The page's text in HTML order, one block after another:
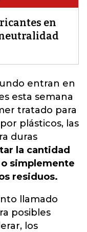
en
entran en
esta semana
tratado para
plásticos, las
duras
la cantidad
simplemente
residuos.
llamado
posibles
los